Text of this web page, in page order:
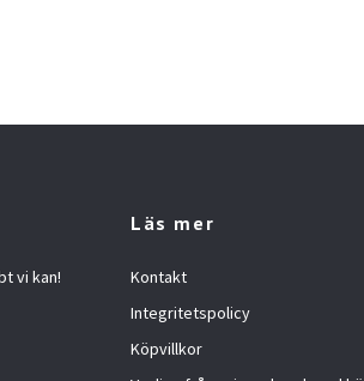
vi kan!
Läs mer
Kontakt
Integritetspolicy
Köpvillkor